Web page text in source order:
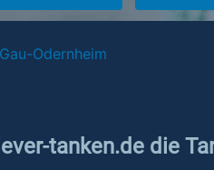
Gau-Odernheim
tanken.de die